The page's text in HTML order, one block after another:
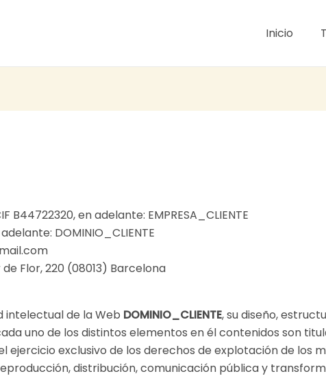
Inicio
B44722320, en adelante: EMPRESA_CLIENTE
DOMINIO_CLIENTE
Flor, 220 (08013) Barcelona
intelectual de la Web DOMINIO_CLIENTE, su diseño,
uno de los distintos elementos en él contenidos son
ejercicio exclusivo de los derechos de explotación de los
distribución, comunicación pública y